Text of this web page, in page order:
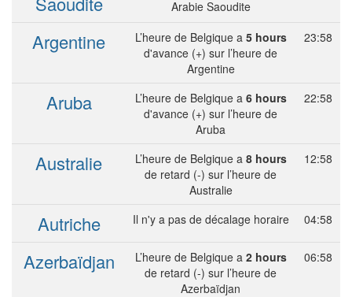
Arabie Saoudite
Argentine L’heure de Belgique a 5 hours
d'avance (+) sur l’heure de
Argentine
23:58
Aruba L’heure de Belgique a 6 hours
d'avance (+) sur l’heure de
Aruba
22:58
Australie L’heure de Belgique a 8 hours
de retard (-) sur l’heure de
Australie
12:58
Autriche Il n'y a pas de décalage horaire 04:58
Azerbaïdjan L’heure de Belgique a 2 hours
de retard (-) sur l’heure de
Azerbaïdjan
06:58